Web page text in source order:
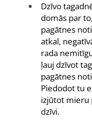
Dzīvo
domās par
pagātnes
atkal,
rada
ļauj dzīvot
pagātnes
Piedodot tu
izjūtot mieru
dzīvi.